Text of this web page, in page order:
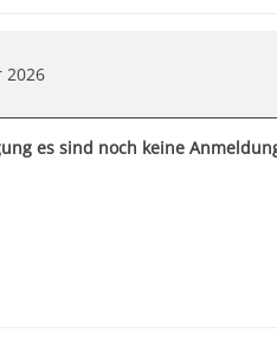
2026
es sind noch keine